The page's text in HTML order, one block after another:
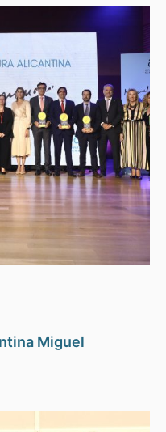
Miguel